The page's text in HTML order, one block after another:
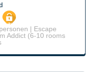
| Escape
Addict (6-10 rooms